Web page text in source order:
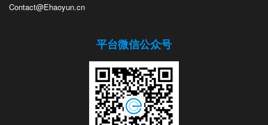
Contact@Ehaoyun.cn
平台微信公众号